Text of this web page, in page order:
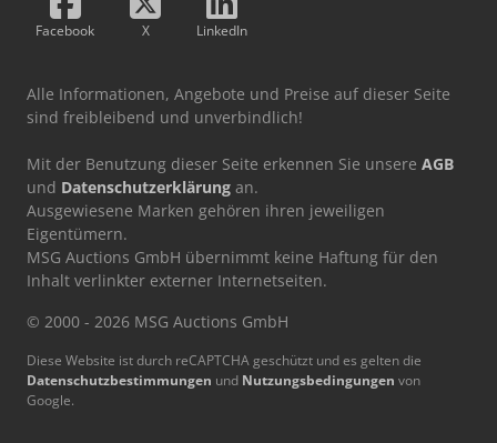
Facebook X LinkedIn
Alle Informationen, Angebote und Preise auf dieser Seite
sind freibleibend und unverbindlich!
Mit der Benutzung dieser Seite erkennen Sie unsere AGB
und Datenschutzerklärung an.
Ausgewiesene Marken gehören ihren jeweiligen
Eigentümern.
MSG Auctions GmbH übernimmt keine Haftung für den
Inhalt verlinkter externer Internetseiten.
© 2000 - 2026 MSG Auctions GmbH
Diese Website ist durch reCAPTCHA geschützt und es gelten die
Datenschutzbestimmungen und Nutzungsbedingungen von
Google.